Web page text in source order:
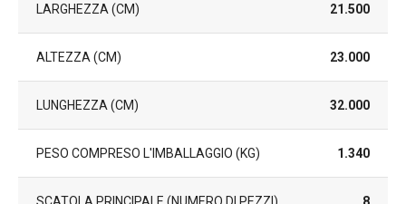
LARGHEZZA (CM) 21.500
ALTEZZA (CM) 23.000
LUNGHEZZA (CM) 32.000
PESO COMPRESO L'IMBALLAGGIO (KG) 1.340
SCATOLA PRINCIPALE (NUMERO DI PEZZI) 8